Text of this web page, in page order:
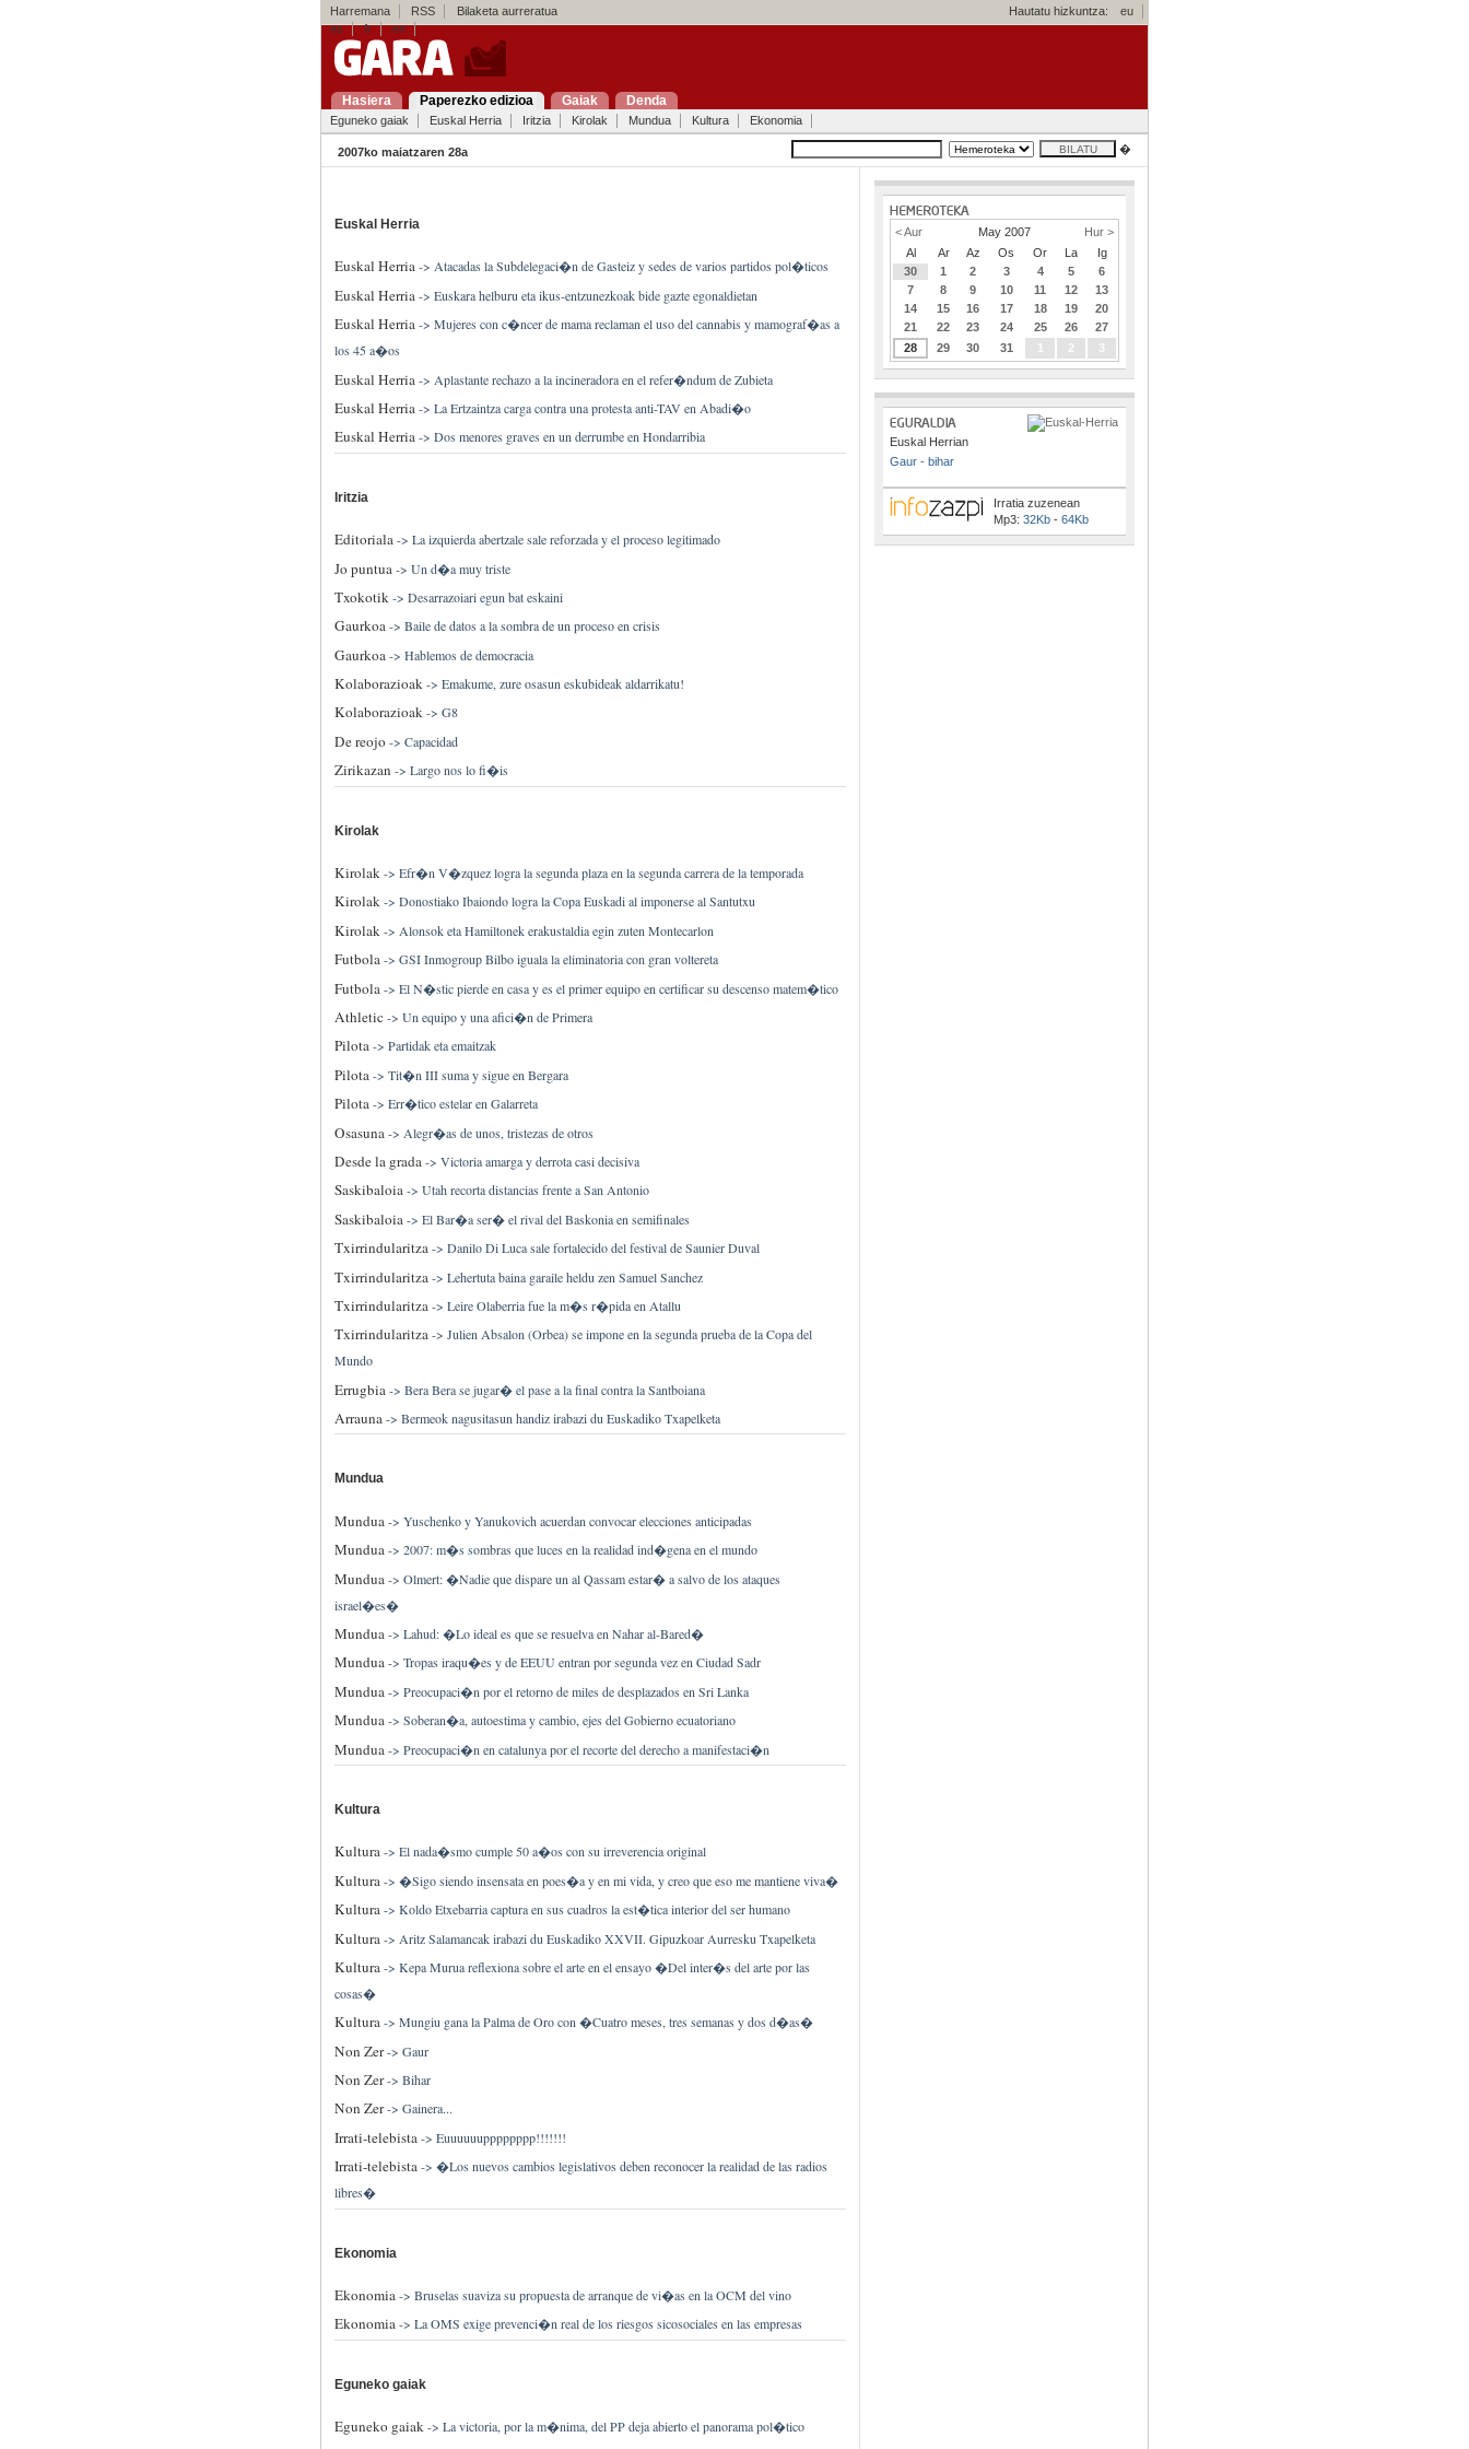
Harremana RSS Bilaketa aurreratua Hautatu hizkuntza:
eu
es
fr en
Hasiera Paperezko edizioa Gaiak Denda
Eguneko gaiak Euskal Herria Iritzia Kirolak Mundua Kultura Ekonomia
2007ko maiatzaren 28a �
Euskal Herria
Euskal Herria-> Atacadas la Subdelegaci�n de Gasteiz y sedes de varios partidos pol�ticos
Euskal Herria-> Euskara helburu eta ikus-entzunezkoak bide gazte egonaldietan
Euskal Herria-> Mujeres con c�ncer de mama reclaman el uso del cannabis y mamograf�as a
los 45 a�os
Euskal Herria -> Aplastante rechazo a la incineradora en el refer�ndum de Zubieta
Euskal Herria-> La Ertzaintza carga contra una protesta anti-TAV en Abadi�o
Euskal Herria-> Dos menores graves en un derrumbe en Hondarribia
Iritzia
Editoriala-> La izquierda abertzale sale reforzada y el proceso legitimado
Jo puntua -> Un d�a muy triste
Txokotik-> Desarrazoiari egun bat eskaini
Gaurkoa-> Baile de datos a la sombra de un proceso en crisis
Gaurkoa-> Hablemos de democracia
Kolaborazioak-> Emakume, zure osasun eskubideak aldarrikatu!
Kolaborazioak-> G8
De reojo -> Capacidad
Zirikazan -> Largo nos lo fi�is
Kirolak
Kirolak-> Efr�n V�zquez logra la segunda plaza en la segunda carrera de la temporada
Kirolak-> Donostiako Ibaiondo logra la Copa Euskadi al imponerse al Santutxu
Kirolak-> Alonsok eta Hamiltonek erakustaldia egin zuten Montecarlon
Futbola-> GSI Inmogroup Bilbo iguala la eliminatoria con gran voltereta
Futbola -> El N�stic pierde en casa y es el primer equipo en certificar su descenso matem�tico
Athletic-> Un equipo y una afici�n de Primera
Pilota-> Partidak eta emaitzak
Pilota-> Tit�n III suma y sigue en Bergara
Pilota-> Err�tico estelar en Galarreta
Osasuna -> Alegr�as de unos, tristezas de otros
Desde la grada-> Victoria amarga y derrota casi decisiva
Saskibaloia-> Utah recorta distancias frente a San Antonio
Saskibaloia-> El Bar�a ser� el rival del Baskonia en semifinales
Txirrindularitza-> Danilo Di Luca sale fortalecido del festival de Saunier Duval
Txirrindularitza -> Lehertuta baina garaile heldu zen Samuel Sanchez
Txirrindularitza-> Leire Olaberria fue la m�s r�pida en Atallu
Txirrindularitza-> Julien Absalon (Orbea) se impone en la segunda prueba de la Copa del
Mundo
Errugbia-> Bera Bera se jugar� el pase a la final contra la Santboiana
Arrauna-> Bermeok nagusitasun handiz irabazi du Euskadiko Txapelketa
Mundua
Mundua-> Yuschenko y Yanukovich acuerdan convocar elecciones anticipadas
Mundua-> 2007: m�s sombras que luces en la realidad ind�gena en el mundo
Mundua-> Olmert: �Nadie que dispare un al Qassam estar� a salvo de los ataques
israel�es�
Mundua-> Lahud: �Lo ideal es que se resuelva en Nahar al-Bared�
Mundua-> Tropas iraqu�es y de EEUU entran por segunda vez en Ciudad Sadr
Mundua-> Preocupaci�n por el retorno de miles de desplazados en Sri Lanka
Mundua-> Soberan�a, autoestima y cambio, ejes del Gobierno ecuatoriano
Mundua -> Preocupaci�n en catalunya por el recorte del derecho a manifestaci�n
Kultura
Kultura-> El nada�smo cumple 50 a�os con su irreverencia original
Kultura-> �Sigo siendo insensata en poes�a y en mi vida, y creo que eso me mantiene viva�
Kultura-> Koldo Etxebarria captura en sus cuadros la est�tica interior del ser humano
Kultura -> Aritz Salamancak irabazi du Euskadiko XXVII. Gipuzkoar Aurresku Txapelketa
Kultura-> Kepa Murua reflexiona sobre el arte en el ensayo �Del inter�s del arte por las
cosas�
Kultura-> Mungiu gana la Palma de Oro con �Cuatro meses, tres semanas y dos d�as�
Non Zer-> Gaur
Non Zer-> Bihar
Non Zer-> Gainera...
Irrati-telebista-> Euuuuuupppppppp!!!!!!!
Irrati-telebista-> �Los nuevos cambios legislativos deben reconocer la realidad de las radios
libres�
Ekonomia
Ekonomia-> Bruselas suaviza su propuesta de arranque de vi�as en la OCM del vino
Ekonomia-> La OMS exige prevenci�n real de los riesgos sicosociales en las empresas
Eguneko gaiak
Eguneko gaiak-> La victoria, por la m�nima, del PP deja abierto el panorama pol�tico
< Aur May 2007
Hur >
Al
Ar Az Os Or La
Ig
30
1 2 3 4 5
6
7
8 9 10 11 12
13
14
15 16 17 18 19
20
21
22 23 24 25 26
27
28
29 30 31 1 2 3
Euskal Herrian
Gaur - bihar
Irratia zuzenean
Mp3:32Kb-64Kb